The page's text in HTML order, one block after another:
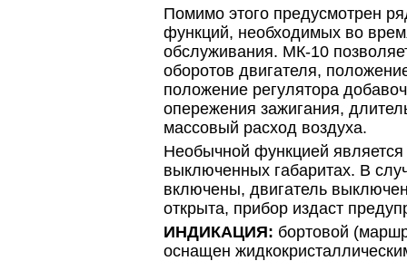
Помимо этого предусмотрен
функций, необходимых во
обслуживания. МК-10
оборотов двигателя,
положение регулятора
опережения зажигания,
массовый расход воздуха.
Необычной функцией
выключенных габаритах. В
включены, двигатель
открыта, прибор издаст
ИНДИКАЦИЯ: бортовой
оснащен